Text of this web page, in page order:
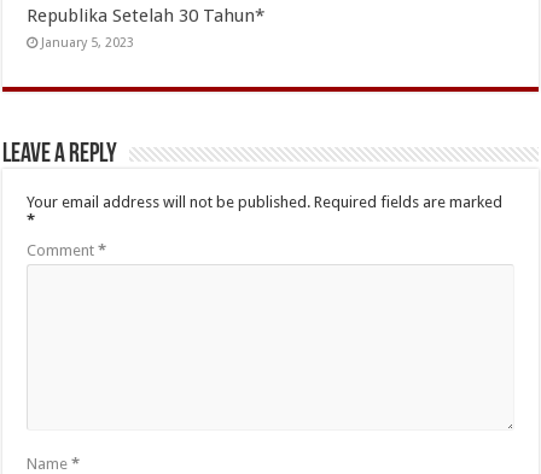
Republika Setelah 30 Tahun*
January 5, 2023
Leave a Reply
Your email address will not be published. Required fields are marked
*
Comment*
Name*